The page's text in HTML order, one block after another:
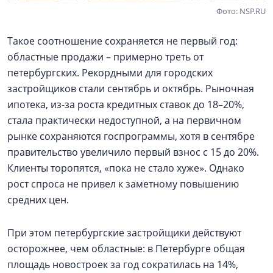
Фото: NSP.RU
Такое соотношение сохраняется не первый год:
областные продажи – примерно треть от
петербургских. Рекордными для городских
застройщиков стали сентябрь и октябрь. Рыночная
ипотека, из-за роста кредитных ставок до 18–20%,
стала практически недоступной, а на первичном
рынке сохраняются госпрограммы, хотя в сентябре
правительство увеличило первый взнос с 15 до 20%.
Клиенты торопятся, «пока не стало хуже». Однако
рост спроса не привел к заметному повышению
средних цен.
При этом петербургские застройщики действуют
осторожнее, чем областные: в Петербурге общая
площадь новостроек за год сократилась на 14%,